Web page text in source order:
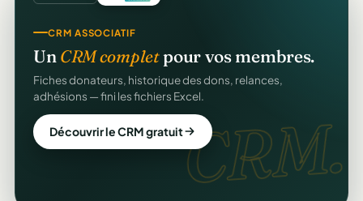
CRM.
CRM ASSOCIATIF
Un CRM completpour vos membres.
Fiches donateurs, historique des dons, relances,
adhésions — fini les fichiers Excel.
Découvrir le CRM gratuit